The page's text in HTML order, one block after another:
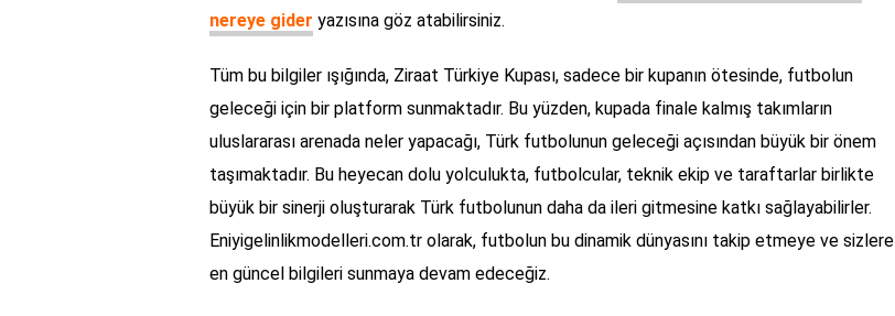
nereye gider yazısına göz atabilirsiniz.
Tüm bu bilgiler ışığında, Ziraat Türkiye Kupası, sadece bir kupanın ötesinde, futbolun
geleceği için bir platform sunmaktadır. Bu yüzden, kupada finale kalmış takımların
uluslararası arenada neler yapacağı, Türk futbolunun geleceği açısından büyük bir önem
taşımaktadır. Bu heyecan dolu yolculukta, futbolcular, teknik ekip ve taraftarlar birlikte
büyük bir sinerji oluşturarak Türk futbolunun daha da ileri gitmesine katkı sağlayabilirler.
Eniyigelinlikmodelleri.com.tr olarak, futbolun bu dinamik dünyasını takip etmeye ve sizlere
en güncel bilgileri sunmaya devam edeceğiz.